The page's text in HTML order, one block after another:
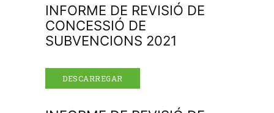
INFORME DE REVISIÓ DE
CONCESSIÓ DE
SUBVENCIONS 2021
DESCARREGAR